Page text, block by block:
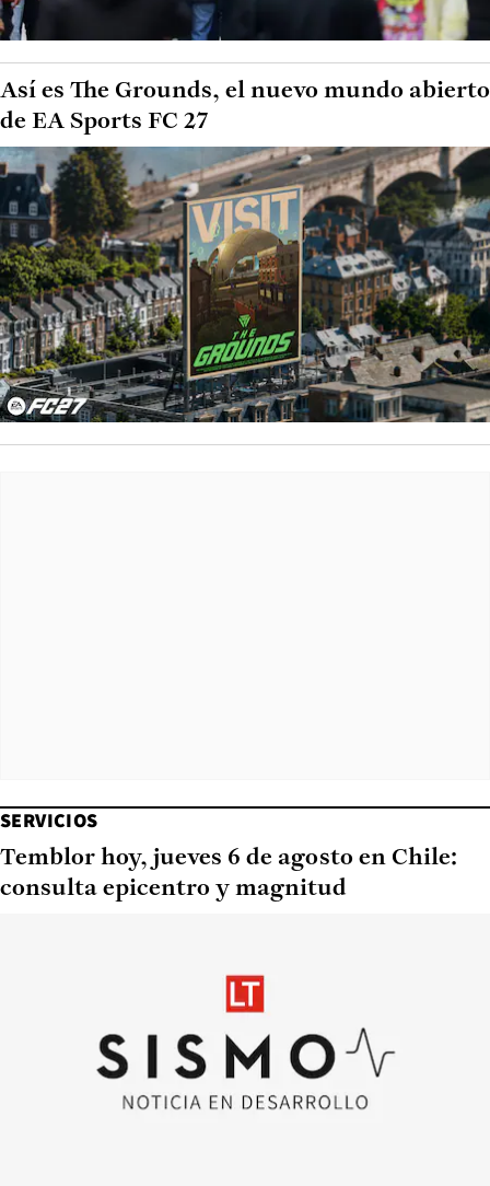
Así es The Grounds, el nuevo mundo abierto
de EA Sports FC 27
SERVICIOS
Temblor hoy, jueves 6 de agosto en Chile:
consulta epicentro y magnitud